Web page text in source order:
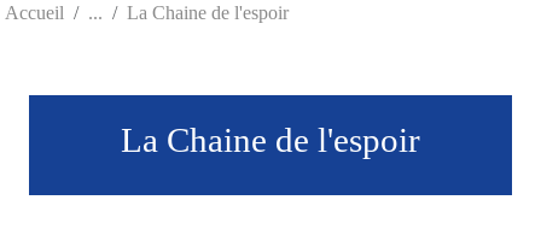
Accueil La Chaine de l'espoir
La Chaine de l'espoir